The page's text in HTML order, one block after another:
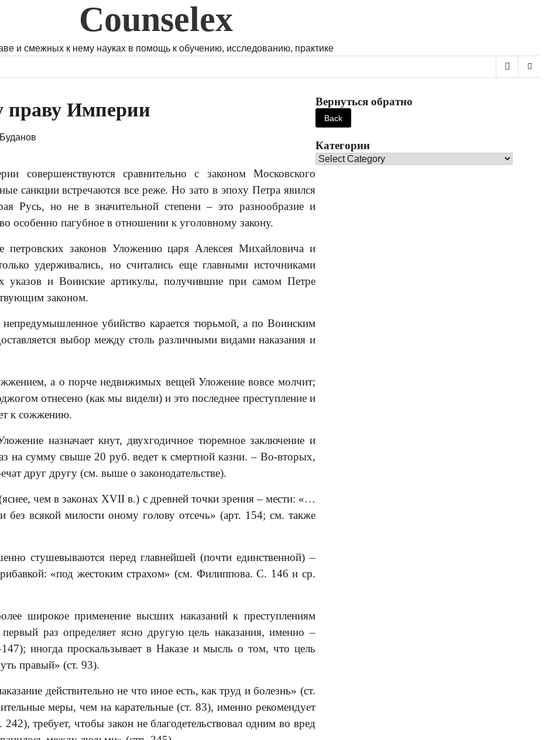
Counselex
и смежных к нему науках в помощь к обучению, исследованию, практике
праву Империи
совершенствуются сравнительно с законом Московского
санкции встречаются все реже. Но зато в эпоху Петра явился
Русь, но не в значительной степени – это разнообразие и
особенно пагубное в отношении к уголовному закону.
петровских законов Уложению царя Алексея Михайловича и
удерживались, но считались еще главными источниками
указов и Воинские артикулы, получившие при самом Петре
законом.
убийство карается тюрьмой, а по Воинским
выбор между столь различными видами наказания и
а о порче недвижимых вещей Уложение вовсе молчит;
отнесено (как мы видели) и это последнее преступление и
к сожжению.
назначает кнут, двухгодичное тюремное заключение и
на сумму свыше 20 руб. ведет к смертной казни. – Во-вторых,
друг другу (см. выше о законодательстве).
чем в законах XVII в.) с древней точки зрения – мести: «…
всякой милости оному голову отсечь» (арт. 154; см. также
стушевываются перед главнейшей (почти единственной) –
«под жестоким страхом» (см. Филиппова. С. 146 и ср.
широкое применение высших наказаний к преступлениям
раз определяет ясно другую цель наказания, именно –
иногда проскальзывает в Наказе и мысль о том, что цель
правый» (ст. 93).
действительно не что иное есть, как труд и болезнь» (ст.
меры, чем на карательные (ст. 83), именно рекомендует
требует, чтобы закон не благодетельствовал одним во вред
Вернуться обратно
Категории
Категории